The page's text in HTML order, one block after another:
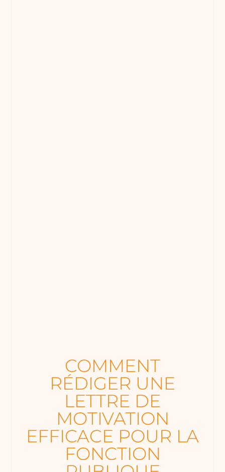
COMMENT
RÉDIGER UNE
LETTRE DE
MOTIVATION
EFFICACE POUR LA
FONCTION